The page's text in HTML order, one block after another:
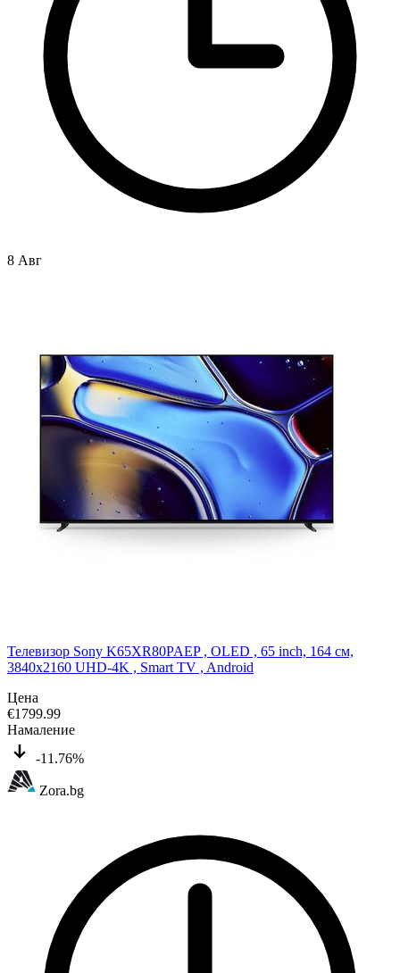
8 Авг
Телевизор Sony K65XR80PAEP , OLED , 65 inch, 164 см,
3840x2160 UHD-4K , Smart TV , Android
Цена
€1799.99
Намаление
-11.76%
Zora.bg